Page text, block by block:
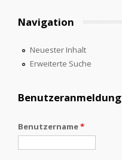
Navigation
Neuester Inhalt
Erweiterte Suche
Benutzeranmeldung
Benutzername*